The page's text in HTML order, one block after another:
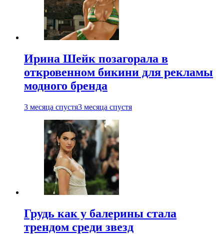
Ирина Шейк позагорала в
откровенном бикини для рекламы
модного бренда
3 месяца спустя3 месяца спустя
Грудь как у балерины стала
трендом среди звезд